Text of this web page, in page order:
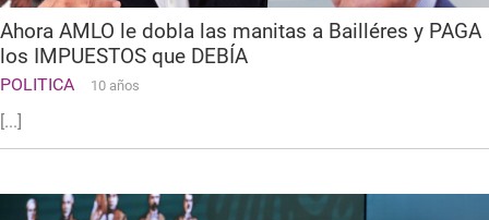
Ahora AMLO le dobla las manitas a Bailléres y PAGA
los IMPUESTOS que DEBÍA
POLITICA 10 años
[...]